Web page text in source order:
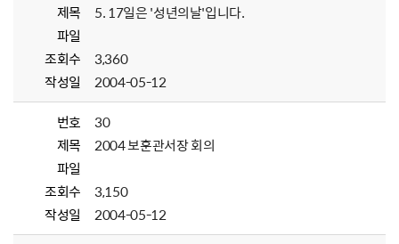
제목
5. 17일은 '성년의날'입니다.
파일
조회수
3,360
작성일
2004-05-12
번호
30
제목
2004 보훈관서장 회의
파일
조회수
3,150
작성일
2004-05-12